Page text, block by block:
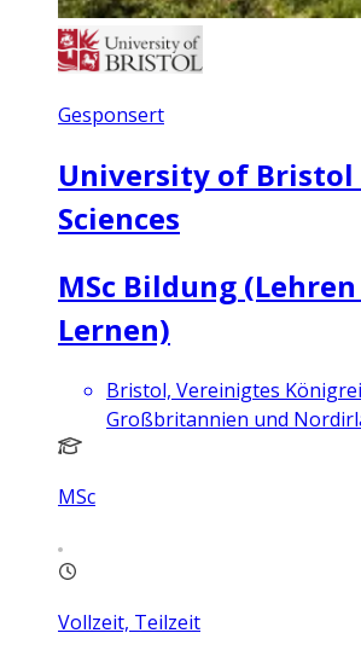
Gesponsert
University of Bristol
Sciences
MSc Bildung
Lernen)
Bristol, Vereinigtes
Großbritannien und
MSc
Vollzeit, Teilzeit